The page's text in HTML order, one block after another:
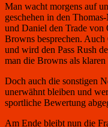
Man wacht morgens auf
geschehen in den
und Daniel den Trade von
Browns besprechen.
und wird den Pass Rush
man die Browns als klaren
Doch auch die sonstigen
unerwähnt bleiben und
sportliche Bewertung
Am Ende bleibt nun die